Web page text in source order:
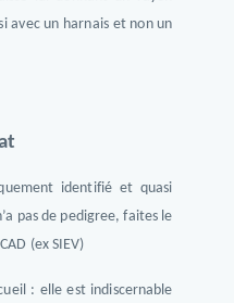
avec un harnais et non un
identifié et quasi
pas de pedigree, faites le
(ex SIEV)
: elle est indiscernable